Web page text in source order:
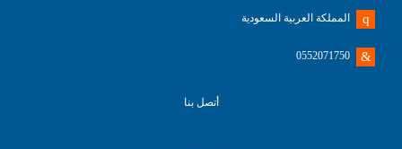
المملكة العربية السعودية
0552071750
أتصل بنا